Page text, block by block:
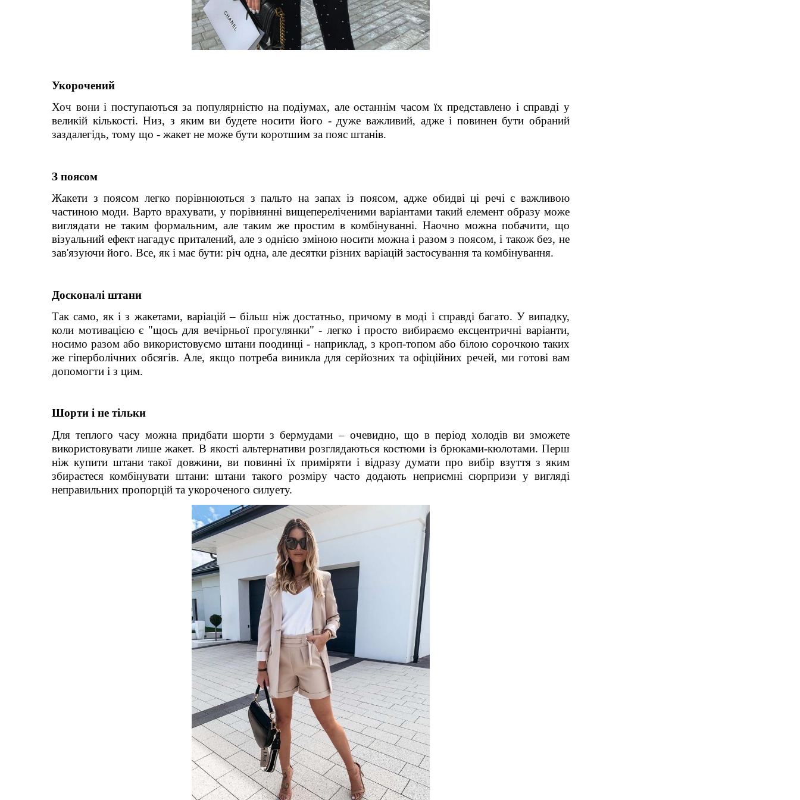
Укорочений
Хоч вони і поступаються за популярністю на подіумах, але останнім часом їх представлено і справді у
великій кількості. Низ, з яким ви будете носити його - дуже важливий, адже і повинен бути обраний
заздалегідь, тому що - жакет не може бути коротшим за пояс штанів.
З поясом
Жакети з поясом легко порівнюються з пальто на запах із поясом, адже обидві ці речі є важливою
частиною моди. Варто врахувати, у порівнянні вищепереліченими варіантами такий елемент образу може
виглядати не таким формальним, але таким же простим в комбінуванні. Наочно можна побачити, що
візуальний ефект нагадує приталений, але з однією зміною носити можна і разом з поясом, і також без, не
зав'язуючи його. Все, як і має бути: річ одна, але десятки різних варіацій застосування та комбінування.
Досконалі штани
Так само, як і з жакетами, варіацій – більш ніж достатньо, причому в моді і справді багато. У випадку,
коли мотивацією є "щось для вечірньої прогулянки" - легко і просто вибираємо ексцентричні варіанти,
носимо разом або використовуємо штани поодинці - наприклад, з кроп-топом або білою сорочкою таких
же гіперболічних обсягів. Але, якщо потреба виникла для серйозних та офіційних речей, ми готові вам
допомогти і з цим.
Шорти і не тільки
Для теплого часу можна придбати шорти з бермудами – очевидно, що в період холодів ви зможете
використовувати лише жакет. В якості альтернативи розглядаються костюми із брюками-кюлотами. Перш
ніж купити штани такої довжини, ви повинні їх приміряти і відразу думати про вибір взуття з яким
збираєтеся комбінувати штани: штани такого розміру часто додають неприємні сюрпризи у вигляді
неправильних пропорцій та укороченого силуету.